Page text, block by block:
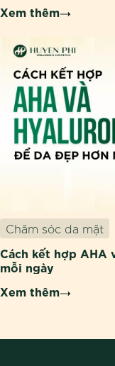
Xem thêm
Chăm sóc da mặt
Cách kết hợp AHA
mỗi ngày
Xem thêm